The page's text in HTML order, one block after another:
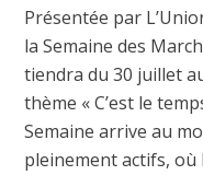
Présentée par
la Semaine des
tiendra du 30 juillet
thème « C’est le
Semaine arrive au
pleinement actifs, où